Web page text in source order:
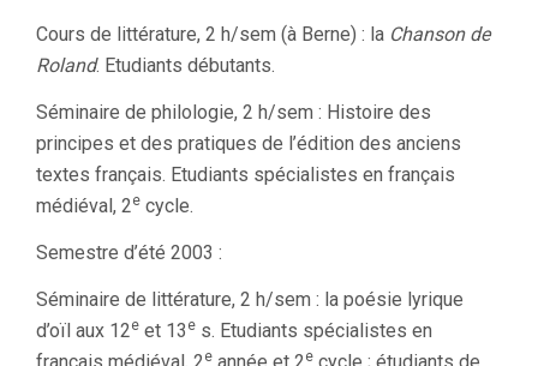
Cours de littérature, 2 h/sem (à Berne) : la Chanson de
Roland. Etudiants débutants.
Séminaire de philologie, 2 h/sem : Histoire des
principes et des pratiques de l’édition des anciens
textes français. Etudiants spécialistes en français
médiéval, 2e cycle.
Semestre d’été 2003 :
Séminaire de littérature, 2 h/sem : la poésie lyrique
d’oïl aux 12e et 13 e s. Etudiants spécialistes en
e e